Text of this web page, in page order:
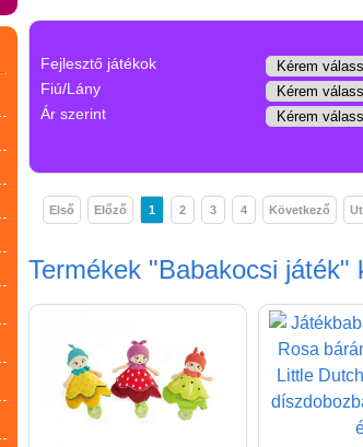
Fejlesztő játékok
Fiú/Lány
Ár szerint
Első Előző 1 2 3 4 Következő
Termékek "Babakocsi játék"